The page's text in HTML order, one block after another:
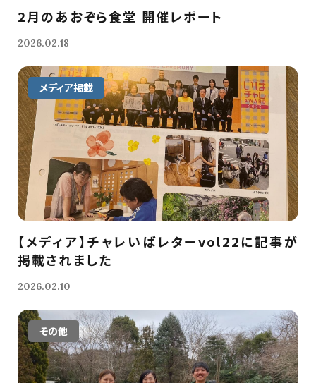
2月のあおぞら食堂 開催レポート
2026.02.18
メディア掲載
【メディア】チャレいばレターvol22に記事が
掲載されました
2026.02.10
その他